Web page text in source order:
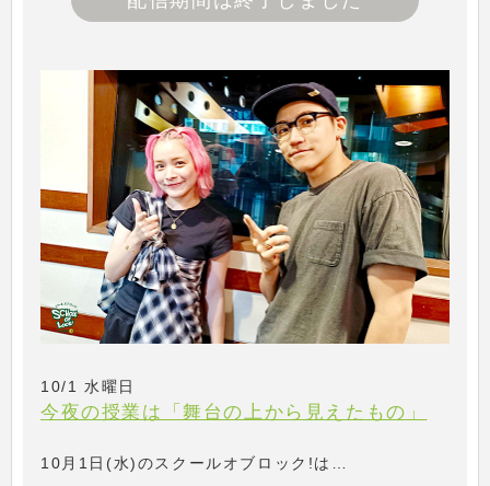
10/1 水曜日
今夜の授業は「舞台の上から見えたもの」
10月1日(水)のスクールオブロック!は…